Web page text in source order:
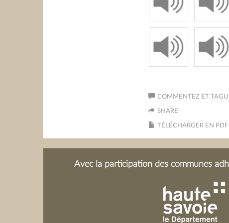
COMMENTEZ ET
SHARE
TÉLÉCHARGER EN PDF
Avec la participation des communes